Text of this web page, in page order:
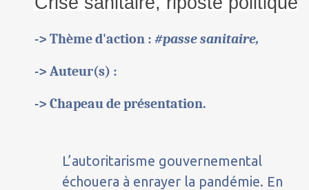
-> Thème d'action : #passe sanitaire,
-> Auteur(s) :
-> Chapeau de présentation.
L’autoritarisme gouvernemental
échouera à enrayer la pandémie. En